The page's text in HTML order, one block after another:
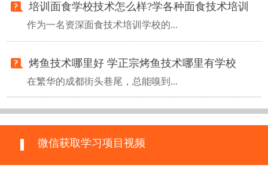
培训面食学校技术怎么样?学各种面食技术培训
作为一名资深面食技术培训学校的...
烤鱼技术哪里好 学正宗烤鱼技术哪里有学校
在繁华的成都街头巷尾，总能嗅到...
微信获取学习项目视频